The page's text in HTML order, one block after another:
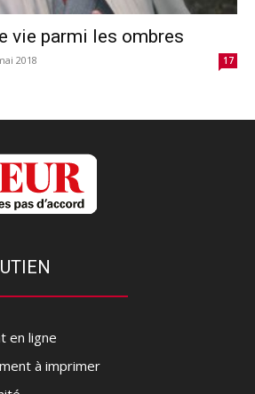
vie parmi les ombres
2018 17
en ligne
à imprimer